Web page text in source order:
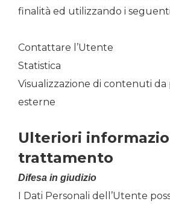
finalità ed utilizzando i seguenti
Contattare l’Utente
Statistica
Visualizzazione di contenuti
esterne
Ulteriori
trattamento
Difesa in giudizio
I Dati Personali dell’Utente